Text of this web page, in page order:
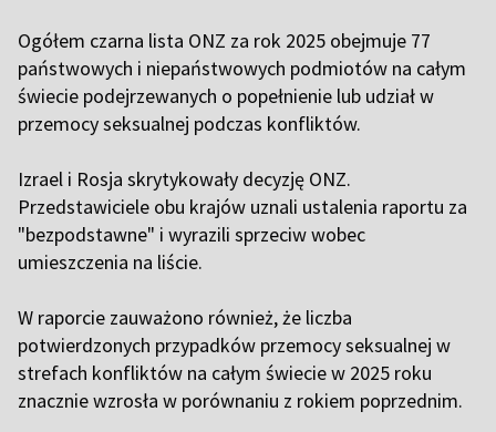
Ogółem czarna lista ONZ za rok 2025 obejmuje 77
państwowych i niepaństwowych podmiotów na całym
świecie podejrzewanych o popełnienie lub udział w
przemocy seksualnej podczas konfliktów.
Izrael i Rosja skrytykowały decyzję ONZ.
Przedstawiciele obu krajów uznali ustalenia raportu za
"bezpodstawne" i wyrazili sprzeciw wobec
umieszczenia na liście.
W raporcie zauważono również, że liczba
potwierdzonych przypadków przemocy seksualnej w
strefach konfliktów na całym świecie w 2025 roku
znacznie wzrosła w porównaniu z rokiem poprzednim.